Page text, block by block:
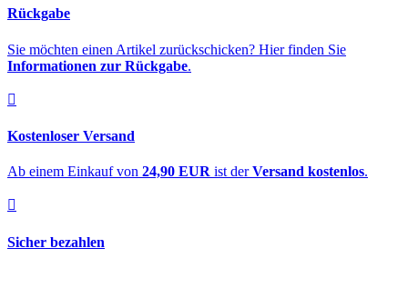
Rückgabe
Sie möchten einen Artikel zurückschicken? Hier finden Sie
Informationen zur Rückgabe.
Kostenloser Versand
Ab einem Einkauf von 24,90 EUR ist derVersand kostenlos.
Sicher bezahlen